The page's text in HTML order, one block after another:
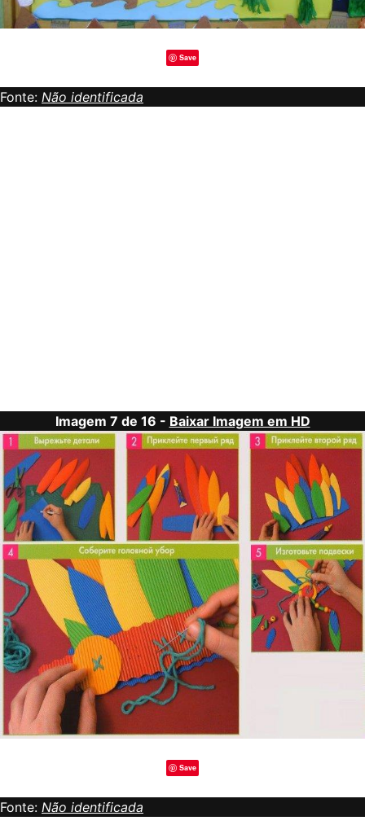
Save
Fonte: Não identificada
Imagem 7 de 16 - Baixar Imagem em HD
Save
Fonte: Não identificada